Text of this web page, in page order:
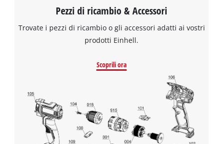
Powered byUsercentrics Consent
Pezzi di ricambio & Accessori
Trovate i pezzi di ricambio o gli accessori adatti ai vostri
prodotti Einhell.
Scoprili ora